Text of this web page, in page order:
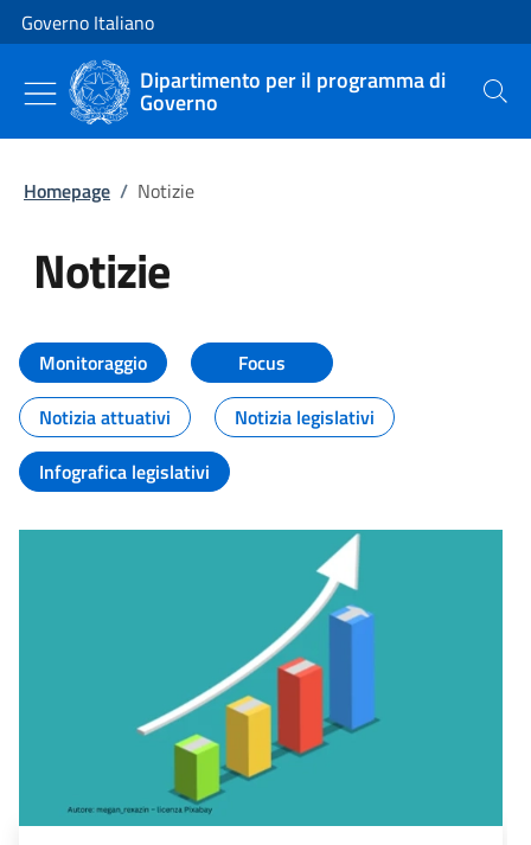
Vai al contenuto
Vai alla navigazione del sito
Governo Italiano
Dipartimento per il programma di
Governo Cerca
Homepage / Notizie
Notizie
Tutti i contenuti della pagina
Monitoraggio
Focus
Notizia attuativi
Notizia legislativi
Infografica legislativi